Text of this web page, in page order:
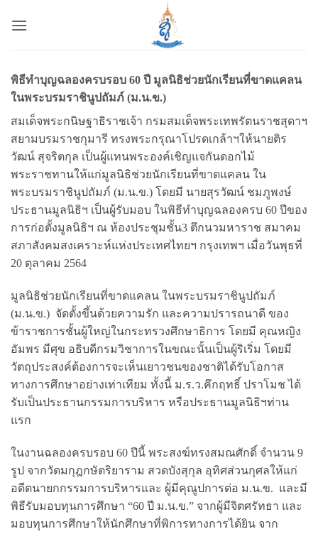
ไป
พิธีทำบุญฉลองครบรอบ 60 ปี มูลนิธิช่วยนักเรียนที่ขาดแคลน
ในพระบรมราชินูปถัมภ์ (ม.น.ข.)
สมเด็จพระกนิษฐาธิราชเจ้า กรมสมเด็จพระเทพรัตนราชสุดาฯ
สยามบรมราชกุมารี ทรงพระกรุณาโปรดเกล้าฯให้นายติร
วัฒน์ สุจริตกุล เป็นผู้แทนพระองค์เชิญแจกันดอกไม้
พระราชทานให้แก่มูลนิธิช่วยนักเรียนที่ขาดแคลน ใน
พระบรมราชินูปถัมภ์ (ม.น.ข.) โดยมี นายสุรวัฒน์ ชมภูพงษ์
ประธานมูลนิธิฯ เป็นผู้รับมอบ ในพิธีทำบุญฉลองครบ 60 ปีของ
การก่อตั้งมูลนิธิฯ ณ ห้องประชุมชั้น3 ตึกนวมหาราช สมาคม
สภาสังคมสงเคราะห์แห่งประเทศไทยฯ กรุงเทพฯ เมื่อวันพุธที่
20 ตุลาคม 2564
มูลนิธิช่วยนักเรียนที่ขาดแคลน ในพระบรมราชินูปถัมภ์
(ม.น.ข.) จัดตั้งขึ้นด้วยความรัก และความปรารถนาดี ของ
ข้าราชการชั้นผู้ใหญ่ในกระทรวงศึกษาธิการ โดยมี คุณหญิง
อัมพร มีศุข อธิบดีกรมวิชาการในขณะนั้นเป็นผู้ริเริ่ม โดยมี
วัตถุประสงค์ต้องการจะเห็นเยาวชนของชาติได้รับโอกาส
ทางการศึกษาอย่างเท่าเทียม ทั้งนี้ ม.ร.ว.คึกฤทธิ์ ปราโมช ได้
รับเป็นประธานกรรมการบริหาร หรือประธานมูลนิธิฯท่าน
แรก
ในงานฉลองครบรอบ 60 ปีนี้ พระสงฆ์ทรงสมณศักดิ์ จำนวน 9
รูป จากวัดมกุฎกษัตริยาราม สวดบังสุกุล อุทิศส่วนกุศลให้แก่
อดีตนายกกรรมการบริหารและ ผู้มีคุณูปการต่อ ม.น.ข. และมี
พิธีรับมอบทุนการศึกษา “60 ปี ม.น.ข.” จากผู้มีจิตศรัทธา และ
มอบทุนการศึกษาให้นักศึกษาที่พิการทางการได้ยิน จาก